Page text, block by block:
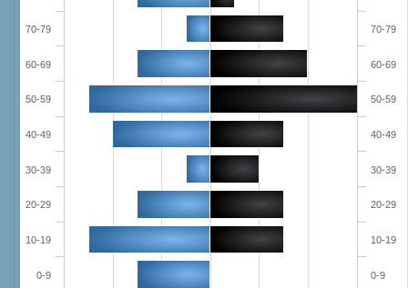
0-9
10-19
20-29
30-39
40-49
50-59
60-69
70-79
0-9
10-19
20-29
30-39
40-49
50-59
60-69
70-79